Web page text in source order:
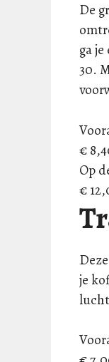
De
ga
30.
€
Op
€
je